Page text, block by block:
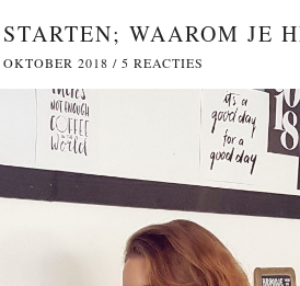
WAAROM JE
OKTOBER 2018 / 5 REACTIES